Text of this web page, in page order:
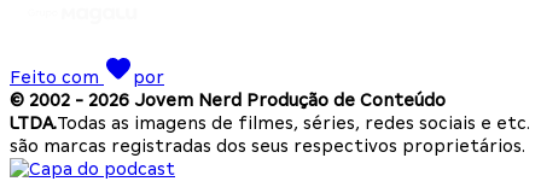
Feito com
por
© 2002 - 2026 Jovem Nerd Produção de Conteúdo
LTDA.Todas as imagens de filmes, séries, redes sociais e etc.
são marcas registradas dos seus respectivos proprietários.